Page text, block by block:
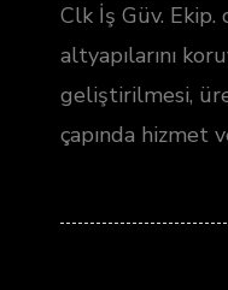
Clk İş Güv. Ekip.
altyapılarını
geliştirilmesi,
çapında hizmet